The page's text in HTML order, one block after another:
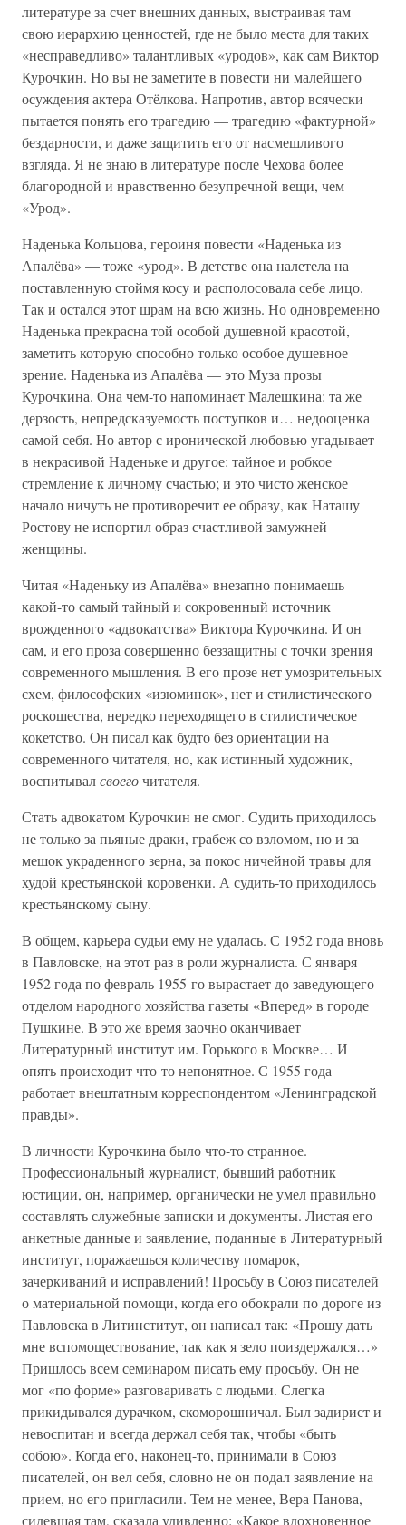
литературе за счет внешних данных, выстраивая там
свою иерархию ценностей, где не было места для таких
«несправедливо» талантливых «уродов», как сам Виктор
Курочкин. Но вы не заметите в повести ни малейшего
осуждения актера Отёлкова. Напротив, автор всячески
пытается понять его трагедию — трагедию «фактурной»
бездарности, и даже защитить его от насмешливого
взгляда. Я не знаю в литературе после Чехова более
благородной и нравственно безупречной вещи, чем
«Урод».
Наденька Кольцова, героиня повести «Наденька из
Апалёва» — тоже «урод». В детстве она налетела на
поставленную стоймя косу и располосовала себе лицо.
Так и остался этот шрам на всю жизнь. Но одновременно
Наденька прекрасна той особой душевной красотой,
заметить которую способно только особое душевное
зрение. Наденька из Апалёва — это Муза прозы
Курочкина. Она чем-то напоминает Малешкина: та же
дерзость, непредсказуемость поступков и… недооценка
самой себя. Но автор с иронической любовью угадывает
в некрасивой Наденьке и другое: тайное и робкое
стремление к личному счастью; и это чисто женское
начало ничуть не противоречит ее образу, как Наташу
Ростову не испортил образ счастливой замужней
женщины.
Читая «Наденьку из Апалёва» внезапно понимаешь
какой-то самый тайный и сокровенный источник
врожденного «адвокатства» Виктора Курочкина. И он
сам, и его проза совершенно беззащитны с точки зрения
современного мышления. В его прозе нет умозрительных
схем, философских «изюминок», нет и стилистического
роскошества, нередко переходящего в стилистическое
кокетство. Он писал как будто без ориентации на
современного читателя, но, как истинный художник,
воспитывалсвоегочитателя.
Стать адвокатом Курочкин не смог. Судить приходилось
не только за пьяные драки, грабеж со взломом, но и за
мешок украденного зерна, за покос ничейной травы для
худой крестьянской коровенки. А судить-то приходилось
крестьянскому сыну.
В общем, карьера судьи ему не удалась. С 1952 года вновь
в Павловске, на этот раз в роли журналиста. С января
1952 года по февраль 1955-го вырастает до заведующего
отделом народного хозяйства газеты «Вперед» в городе
Пушкине. В это же время заочно оканчивает
Литературный институт им. Горького в Москве… И
опять происходит что-то непонятное. С 1955 года
работает внештатным корреспондентом «Ленинградской
правды».
В личности Курочкина было что-то странное.
Профессиональный журналист, бывший работник
юстиции, он, например, органически не умел правильно
составлять служебные записки и документы. Листая его
анкетные данные и заявление, поданные в Литературный
институт, поражаешься количеству помарок,
зачеркиваний и исправлений! Просьбу в Союз писателей
о материальной помощи, когда его обокрали по дороге из
Павловска в Литинститут, он написал так: «Прошу дать
мне вспомоществование, так как я зело поиздержался…»
Пришлось всем семинаром писать ему просьбу. Он не
мог «по форме» разговаривать с людьми. Слегка
прикидывался дурачком, скоморошничал. Был задирист и
невоспитан и всегда держал себя так, чтобы «быть
собою». Когда его, наконец-то, принимали в Союз
писателей, он вел себя, словно не он подал заявление на
прием, но его пригласили. Тем не менее, Вера Панова,
сидевшая там, сказала удивленно: «Какое вдохновенное